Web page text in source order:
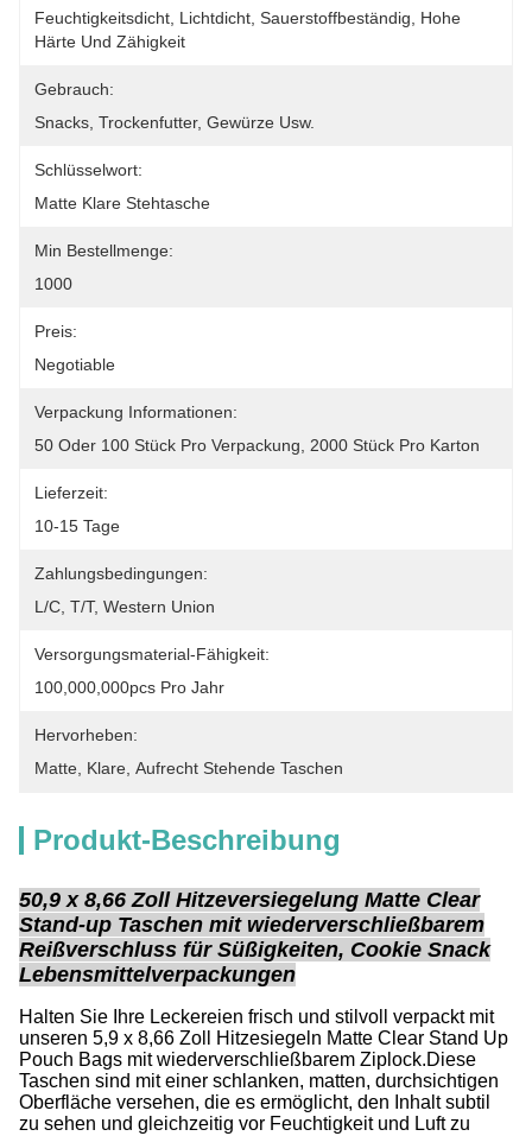
Feuchtigkeitsdicht, Lichtdicht, Sauerstoffbeständig, Hohe
Härte Und Zähigkeit
Gebrauch:
Snacks, Trockenfutter, Gewürze Usw.
Schlüsselwort:
Matte Klare Stehtasche
Min Bestellmenge:
1000
Preis:
Negotiable
Verpackung Informationen:
50 Oder 100 Stück Pro Verpackung, 2000 Stück Pro Karton
Lieferzeit:
10-15 Tage
Zahlungsbedingungen:
L/C, T/T, Western Union
Versorgungsmaterial-Fähigkeit:
100,000,000pcs Pro Jahr
Hervorheben:
Matte Klare Aufrecht Stehende Taschen
Produkt-Beschreibung
50,9 x 8,66 Zoll Hitzeversiegelung Matte Clear
Stand-up Taschen mit wiederverschließbarem
Reißverschluss für Süßigkeiten, Cookie Snack
Lebensmittelverpackungen
Halten Sie Ihre Leckereien frisch und stilvoll verpackt mit
unseren 5,9 x 8,66 Zoll Hitzesiegeln Matte Clear Stand Up
Pouch Bags mit wiederverschließbarem Ziplock.Diese
Taschen sind mit einer schlanken, matten, durchsichtigen
Oberfläche versehen, die es ermöglicht, den Inhalt subtil
zu sehen und gleichzeitig vor Feuchtigkeit und Luft zu